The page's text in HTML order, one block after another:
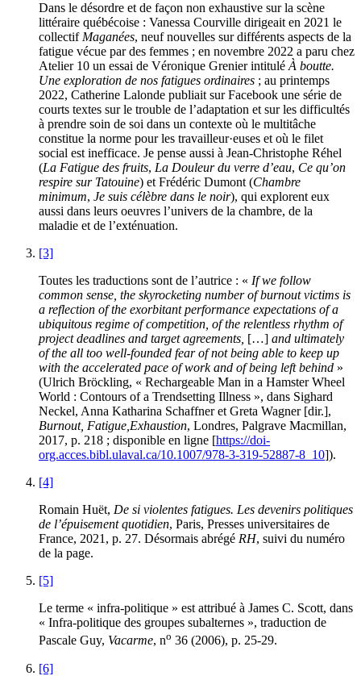
Dans le désordre et de façon non exhaustive sur la scène
littéraire québécoise : Vanessa Courville dirigeait en 2021 le
collectifMaganées, neuf nouvelles sur différents aspects de la
fatigue vécue par des femmes ; en novembre 2022 a paru chez
Atelier 10 un essai de Véronique Grenier intituléÀ boutte.
Une exploration de nos fatigues ordinaires ; au printemps
2022, Catherine Lalonde publiait sur Facebook une série de
courts textes sur le trouble de l’adaptation et sur les difficultés
à prendre soin de soi dans un contexte où le multitâche
constitue la norme pour les travailleur·euses et où le filet
social est inefficace. Je pense aussi à Jean-Christophe Réhel
(La Fatigue des fruits, La Douleur du verre d’eau, Ce qu’on
respire sur Tatouine) et Frédéric Dumont (Chambre
minimum, Je suis célèbre dans le noir), qui explorent eux
aussi dans leurs oeuvres l’univers de la chambre, de la
maladie et de l’exténuation.
[3]
Toutes les traductions sont de l’autrice : « If we follow
common sense, the skyrocketing number of burnout victims is
a reflection of the exorbitant performance expectations of a
ubiquitous regime of competition, of the relentless rhythm of
project deadlines and target agreements, […] and ultimately
of the all too well-founded fear of not being able to keep up
with the accelerated pace of work and of being left behind »
(Ulrich Bröckling, « Rechargeable Man in a Hamster Wheel
World : Contours of a Trendsetting Illness », dans Sighard
Neckel, Anna Katharina Schaffner et Greta Wagner [dir.],
Burnout, Fatigue,Exhaustion, Londres, Palgrave Macmillan,
2017, p. 218 ; disponible en ligne [https://doi-
org.acces.bibl.ulaval.ca/10.1007/978-3-319-52887-8_10]).
[4]
Romain Huët, De si violentes fatigues. Les devenirs politiques
de l’épuisement quotidien, Paris, Presses universitaires de
France, 2021, p. 27. Désormais abrégé RH, suivi du numéro
de la page.
[5]
Le terme « infra-politique » est attribué à James C. Scott, dans
« Infra-politique des groupes subalternes », traduction de
Pascale Guy, Vacarme, no 36 (2006), p. 25-29.
[6]